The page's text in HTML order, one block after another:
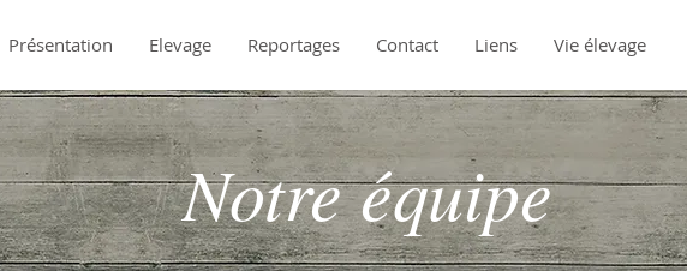
Présentation Elevage Reportages Contact Liens Vie élevage
Notre équipe